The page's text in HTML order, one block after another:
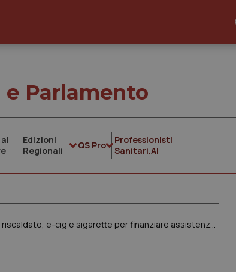
e Parlamento
Edizioni
Regionali
QS Pro
Professionisti
Sanitari.AI
Dl Rilancio. Da Leu e M5S emendamenti per tassare tabacco riscaldato, e-cig e sigarette per finanziare assistenza domiciliare ed il rilancio del settore eventi